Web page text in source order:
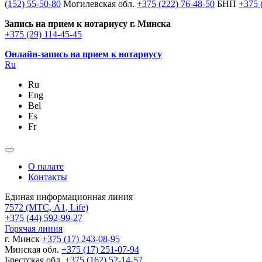
(152) 55-50-80 Могилевская обл. +375 (222) 76-48-50 БНП +375
Запись на прием к нотариусу г. Минска
+375 (29) 114-45-45
Онлайн-запись на прием к нотариусу
Ru
Ru
Eng
Bel
Es
Fr
О палате
Контакты
Единая информационная линия
7572 (МТС, A1, Life)
+375 (44) 592-99-27
Горячая линия
г. Минск +375 (17) 243-08-95
Минская обл. +375 (17) 251-07-94
Брестская обл. +375 (162) 52-14-57